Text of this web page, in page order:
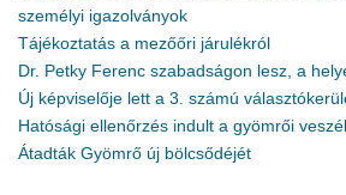
személyi igazolványok
Tájékoztatás a mezőőri járulékról
Dr. Petky Ferenc szabadságon lesz, a
Új képviselője lett a 3. számú
Hatósági ellenőrzés indult a gyömrői
Átadták Gyömrő új bölcsődéjét